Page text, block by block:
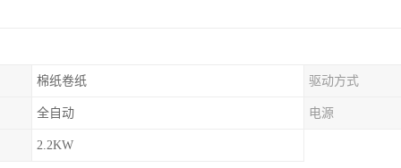
棉纸卷纸 驱动方式
全自动 电源
2.2KW